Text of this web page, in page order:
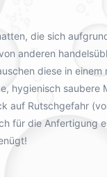
die sich
anderen
diese in
hygienisch
auf Rutschgefahr
für die Anfertigung